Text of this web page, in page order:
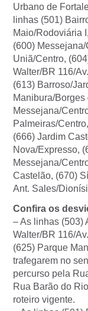
Urbano de
linhas (501)
Maio/Rodoviária
(600)
Uniã/Centro,
Walter/BR 116/
(613) Barroso/
Manibura/
Messejana/
Palmeiras/
(666) Jardim
Nova/Expresso,
Messejana/
Castelão, (670)
Ant. Sales/
Confira os
– As linhas (503)
Walter/BR 116/
(625) Parque
trafegarem no
percurso pela
Rua Barão do
roteiro vigente.